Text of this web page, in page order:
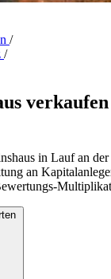
/
/
in Lauf an
an